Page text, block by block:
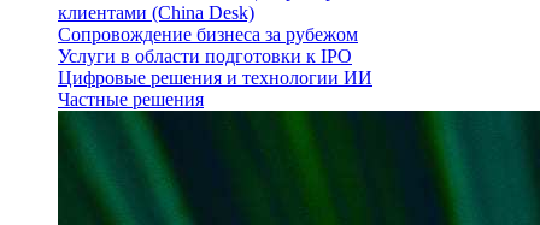
клиентами (China Desk)
Сопровождение бизнеса за рубежом
Услуги в области подготовки к IPO
Цифровые решения и технологии ИИ
Частные решения